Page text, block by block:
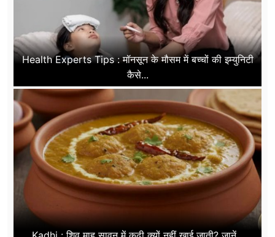
Health Experts Tips : मॉनसून के मौसम में बच्चों की इम्युनिटी
कैसे...